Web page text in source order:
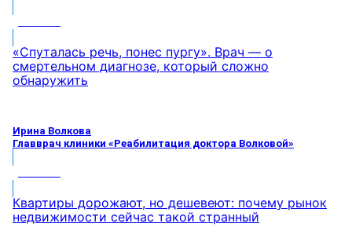
«Спуталась речь, понес пургу». Врач — о
смертельном диагнозе, который сложно
обнаружить
Ирина Волкова
Главврач клиники «Реабилитация доктора Волковой»
Квартиры дорожают, но дешевеют: почему рынок
недвижимости сейчас такой странный